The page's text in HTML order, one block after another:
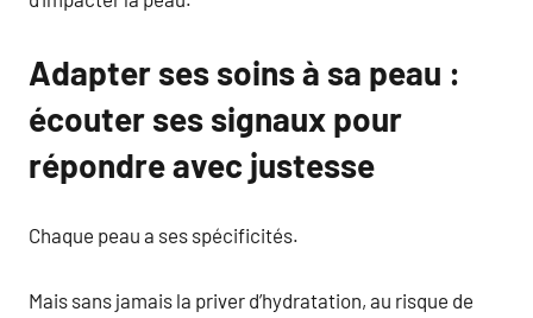
Adapter ses soins à sa peau :
écouter ses signaux pour
répondre avec justesse
Chaque peau a ses spécificités.
Mais sans jamais la priver d’hydratation, au risque de